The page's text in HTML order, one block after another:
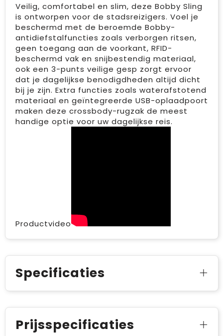
Veilig, comfortabel en slim, deze Bobby Sling
is ontworpen voor de stadsreizigers. Voel je
beschermd met de beroemde Bobby-
antidiefstalfuncties zoals verborgen ritsen,
geen toegang aan de voorkant, RFID-
beschermd vak en snijbestendig materiaal,
ook een 3-punts veilige gesp zorgt ervoor
dat je dagelijkse benodigdheden altijd dicht
bij je zijn. Extra functies zoals waterafstotend
materiaal en geïntegreerde USB-oplaadpoort
maken deze crossbody-rugzak de meest
handige optie voor uw dagelijkse reis.
Productvideo
Specificaties
Prijsspecificaties